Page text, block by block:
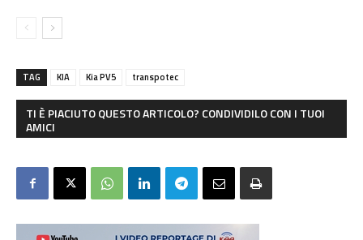
TAG KIA Kia PV5 transpotec
TI È PIACIUTO QUESTO ARTICOLO? CONDIVIDILO CON I TUOI
AMICI